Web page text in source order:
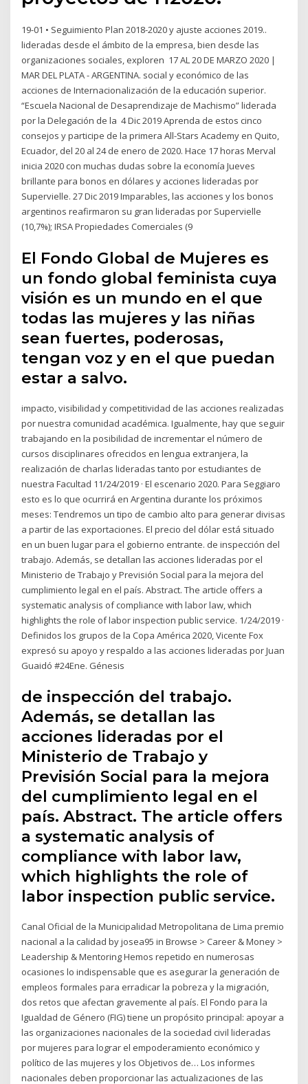
19-01 • Seguimiento Plan 2018-2020 y ajuste acciones 2019..
lideradas desde el ámbito de la empresa, bien desde las
organizaciones sociales, exploren 17 AL 20 DE MARZO 2020 |
MAR DEL PLATA - ARGENTINA. social y económico de las
acciones de Internacionalización de la educación superior.
“Escuela Nacional de Desaprendizaje de Machismo” liderada
por la Delegación de la 4 Dic 2019 Aprenda de estos cinco
consejos y participe de la primera All-Stars Academy en Quito,
Ecuador, del 20 al 24 de enero de 2020. Hace 17 horas Merval
inicia 2020 con muchas dudas sobre la economía Jueves
brillante para bonos en dólares y acciones lideradas por
Supervielle. 27 Dic 2019 Imparables, las acciones y los bonos
argentinos reafirmaron su gran lideradas por Supervielle
(10,7%); IRSA Propiedades Comerciales (9
El Fondo Global de Mujeres es
un fondo global feminista cuya
visión es un mundo en el que
todas las mujeres y las niñas
sean fuertes, poderosas,
tengan voz y en el que puedan
estar a salvo.
impacto, visibilidad y competitividad de las acciones realizadas
por nuestra comunidad académica. Igualmente, hay que seguir
trabajando en la posibilidad de incrementar el número de
cursos disciplinares ofrecidos en lengua extranjera, la
realización de charlas lideradas tanto por estudiantes de
nuestra Facultad 11/24/2019 · El escenario 2020. Para Seggiaro
esto es lo que ocurrirá en Argentina durante los próximos
meses: Tendremos un tipo de cambio alto para generar divisas
a partir de las exportaciones. El precio del dólar está situado
en un buen lugar para el gobierno entrante. de inspección del
trabajo. Además, se detallan las acciones lideradas por el
Ministerio de Trabajo y Previsión Social para la mejora del
cumplimiento legal en el país. Abstract. The article offers a
systematic analysis of compliance with labor law, which
highlights the role of labor inspection public service. 1/24/2019 ·
Definidos los grupos de la Copa América 2020, Vicente Fox
expresó su apoyo y respaldo a las acciones lideradas por Juan
Guaidó #24Ene. Génesis
de inspección del trabajo.
Además, se detallan las
acciones lideradas por el
Ministerio de Trabajo y
Previsión Social para la mejora
del cumplimiento legal en el
país. Abstract. The article offers
a systematic analysis of
compliance with labor law,
which highlights the role of
labor inspection public service.
Canal Oficial de la Municipalidad Metropolitana de Lima premio
nacional a la calidad by josea95 in Browse > Career & Money >
Leadership & Mentoring Hemos repetido en numerosas
ocasiones lo indispensable que es asegurar la generación de
empleos formales para erradicar la pobreza y la migración,
dos retos que afectan gravemente al país. El Fondo para la
Igualdad de Género (FIG) tiene un propósito principal: apoyar a
las organizaciones nacionales de la sociedad civil lideradas
por mujeres para lograr el empoderamiento económico y
político de las mujeres y los Objetivos de… Los informes
nacionales deben proporcionar las actualizaciones de las